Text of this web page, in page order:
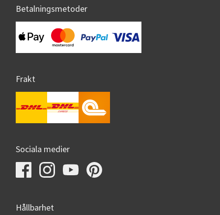
Betalningsmetoder
Frakt
Sociala medier
Hållbarhet